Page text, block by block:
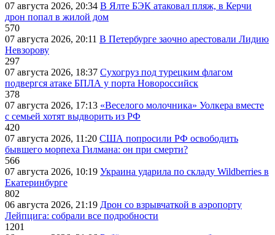
07 августа 2026, 20:34 В Ялте БЭК атаковал пляж, в Керчи
дрон попал в жилой дом
570
07 августа 2026, 20:11 В Петербурге заочно арестовали Лидию
Невзорову
297
07 августа 2026, 18:37 Сухогруз под турецким флагом
подвергся атаке БПЛА у порта Новороссийск
378
07 августа 2026, 17:13 «Веселого молочника» Уолкера вместе
с семьей хотят выдворить из РФ
420
07 августа 2026, 11:20 США попросили РФ освободить
бывшего морпеха Гилмана: он при смерти?
566
07 августа 2026, 10:19 Украина ударила по складу Wildberries в
Екатеринбурге
802
06 августа 2026, 21:19 Дрон со взрывчаткой в аэропорту
Лейпцига: собрали все подробности
1201